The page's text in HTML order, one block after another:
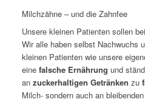
Milchzähne – und die Zahnfee
Unsere kleinen Patienten sollen
Wir alle haben selbst Nachwuchs
kleinen Patienten wie unsere
eine falsche Ernährung und
an zuckerhaltigen Getränken zu
Milch- sondern auch an